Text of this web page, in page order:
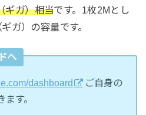
ギガ）相当です。1枚2Mとし
ガ）の容量です。
へ
dashboard
ご自身の
す。